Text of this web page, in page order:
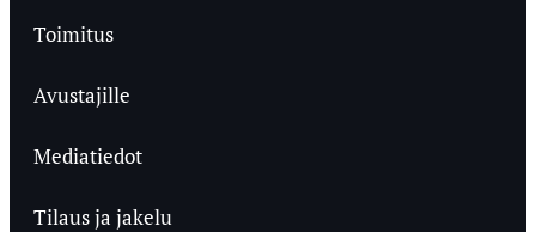
Toimitus
Avustajille
Mediatiedot
Tilaus ja jakelu